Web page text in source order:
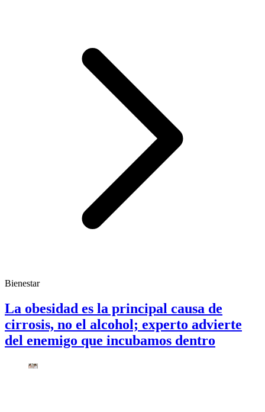
Bienestar
La obesidad es la principal causa de
cirrosis, no el alcohol; experto advierte
del enemigo que incubamos dentro